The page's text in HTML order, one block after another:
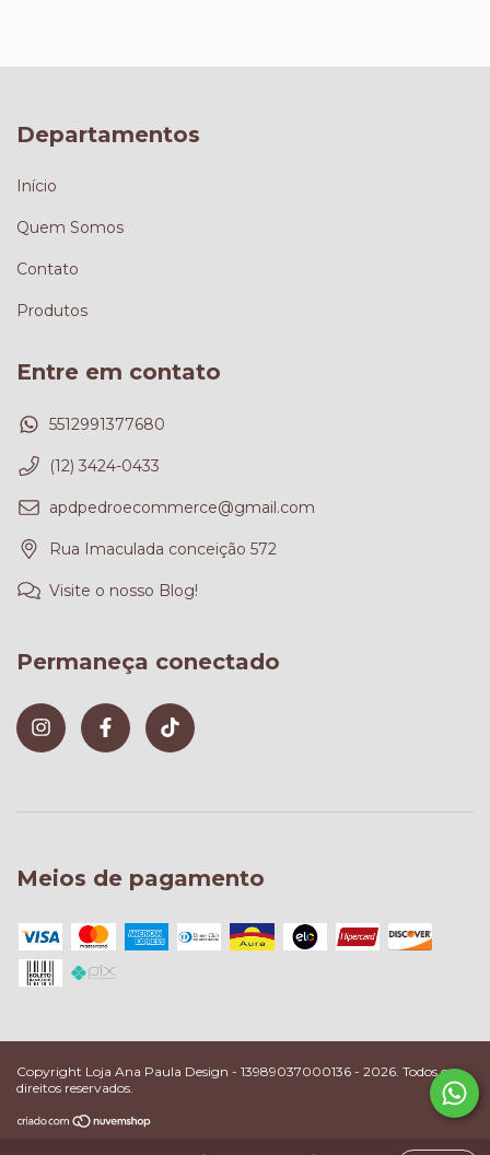
Departamentos
Início
Quem Somos
Contato
Produtos
Entre em contato
5512991377680
(12) 3424-0433
apdpedroecommerce@gmail.com
Rua Imaculada conceição 572
Visite o nosso Blog!
Permaneça conectado
Meios de pagamento
Copyright Loja Ana Paula Design - 13989037000136 - 2026. Todos os
direitos reservados.